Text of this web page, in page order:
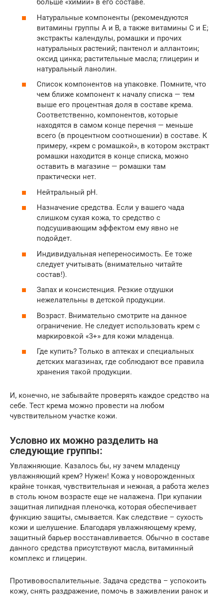
больше «химии» в его составе.
Натуральные компоненты (рекомендуются
витамины группы А и В, а также витамины С и Е;
экстракты календулы, ромашки и прочих
натуральных растений; пантенол и аллантоин;
оксид цинка; растительные масла; глицерин и
натуральный ланолин.
Список компонентов на упаковке. Помните, что
чем ближе компонент к началу списка — тем
выше его процентная доля в составе крема.
Соответственно, компонентов, которые
находятся в самом конце перечня — меньше
всего (в процентном соотношении) в составе. К
примеру, «крем с ромашкой», в котором экстракт
ромашки находится в конце списка, можно
оставить в магазине — ромашки там
практически нет.
Нейтральный рН.
Назначение средства. Если у вашего чада
слишком сухая кожа, то средство с
подсушивающим эффектом ему явно не
подойдет.
Индивидуальная непереносимость. Ее тоже
следует учитывать (внимательно читайте
состав!).
Запах и консистенция. Резкие отдушки
нежелательны в детской продукции.
Возраст. Внимательно смотрите на данное
ограничение. Не следует использовать крем с
маркировкой «3+» для кожи младенца.
Где купить? Только в аптеках и специальных
детских магазинах, где соблюдают все правила
хранения такой продукции.
И, конечно, не забывайте проверять каждое средство на
себе. Тест крема можно провести на любом
чувствительном участке кожи.
Условно их можно разделить на
следующие группы:
Увлажняющие. Казалось бы, ну зачем младенцу
увлажняющий крем? Нужен! Кожа у новорожденных
крайне тонкая, чувствительная и нежная, а работа желез
в столь юном возрасте еще не налажена. При купании
защитная липидная пленочка, которая обеспечивает
функцию защиты, смывается. Как следствие – сухость
кожи и шелушение. Благодаря увлажняющему крему,
защитный барьер восстанавливается. Обычно в составе
данного средства присутствуют масла, витаминный
комплекс и глицерин.
Противовоспалительные. Задача средства – успокоить
кожу, снять раздражение, помочь в заживлении ранок и